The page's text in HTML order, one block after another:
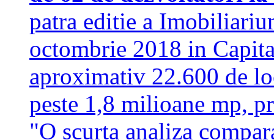
patra editie a
octombrie 2018 in
aproximativ 22.600 de
peste 1,8 milioane mp,
"O scurta analiza